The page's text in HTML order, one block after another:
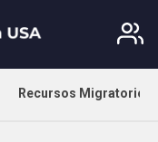
Recursos Migratorios